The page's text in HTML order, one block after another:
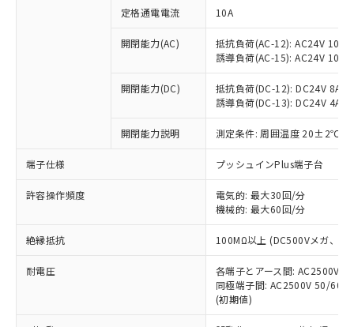
定格通電電流 10A
開閉能力(AC)
抵抗負荷(AC-12): AC24V 10A/
誘導負荷(AC-15): AC24V
開閉能力(DC)
抵抗負荷(DC-12): DC24V 8A/
誘導負荷(DC-13): DC24V 4A/
開閉能力説明 測定条件: 周囲温度 20±2℃、
端子仕様 プッシュインPlus端子台
許容操作頻度
電気的: 最大30回/分
機械的: 最大60回/分
絶縁抵抗 100MΩ以上 (DC500Vメガ、点
耐電圧
各端子とアース間: AC2500V
同極端子間: AC2500V 50/
(初期値)
ご利用条件
以下の条件をお読みいただき、同意のうえ
ご利用ください。
本サービスは、当社制御機器事業取扱
商品の当社在庫状況および標準価格
(税抜)を提供させていただくもので
当社制御機器事業取扱商品の中には、
本サービスの対象外となる商品もある
ことをご了承ください。
在庫状況および標準価格照会結果は、
記載している更新日時点での社内デー
タに基づき作成されるものであり、閲
覧された時点での実際の在庫および標
準価格とは異なる場合があることをご
対応予定：EU RoHS指令（10物質）の非含
有に対応した製品に切り替える予定のある
対応予定なし：EU RoHS指令（10物質）の
非含有に非対応の商品で、対応品を出す予
定はありません。
調査・確認中：EU RoHS指令（10物質）の
非含有の対応状況を調査中または確認中の
非該当品：ライセンス料など無形物で、有
害物質有無と関係のない商品です。
仕入先様の事情により、非含有部品として
いたものが、含有品と判明した場合などや
むを得ず変更することがあります。
鉛(Pb) 1000ppm以下、 水銀(Hg) 1000ppm以下、 カド
六価クロム(Cr(Ⅵ)) 1000ppm以下、ポリ臭化ビフェニル
類(PBB) 1000ppm以下、ポリ臭化ジフェニルエーテル類
(PBDE) 1000ppm以下、フタル酸ビス(2-エチルヘキシ
※1 中国RoHS○×表
「○」：最大均質材料含有率が中国RoHSの
基準値以下であることを示します。
「×」：最大均質材料含有率が中国RoHSの
基準値を超えていることを示します。
「－」：未確認です。当社販売部門へお問
い合わせください。
*中国RoHS10物質の基準値 (GB/T26572)：
Pb(鉛) :1000ppm、 Hg(水銀) : 1000ppm、 Cd(カドミウ
Cr(Ⅵ)(六価クロム) : 1000ppm、 PBBs(ポリ臭化ビフェ
当社は、これら貴社製品のうち、外国
為替および外国貿易法に定める商品
（以下｢規制貨物等」という）を輸出
国政府の輸出許可(または役務取引許
可)を取得するなどの必要な手続きを